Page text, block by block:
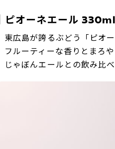
｜ピオーネエール
東広島が誇るぶどう「ピオ
フルーティーな香りとまろ
じゃぼんエールとの飲み比べ